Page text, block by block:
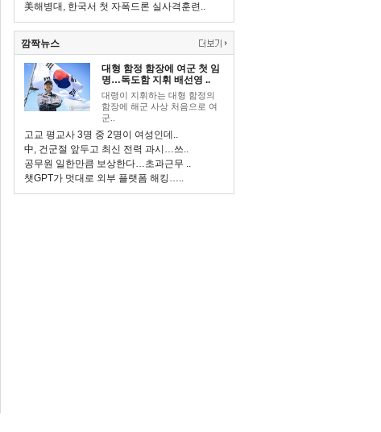
美해병대, 한국서 첫 자폭드론 실사격훈련..
깜짝뉴스
대형 함정 함장에 여군 첫 임
명…독도함 지휘 배선영 ..
대령이 지휘하는 대형 함정의
함장에 해군 사상 처음으로 여
군..
고교 평교사 3명 중 2명이 여성인데..
中, 건군절 앞두고 최신 전력 과시…쓰..
공무원 일한만큼 보상한다…초과근무 ..
챗GPT가 멋대로 외부 플랫폼 해킹…..